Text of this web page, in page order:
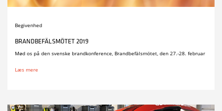
Begivenhed
BRANDBEFÄLSMÖTET 2019
Mød os på den svenske brandkonference, Brandbefälsmötet, den 27.-28. februar
Læs mere